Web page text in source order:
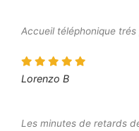
Accueil téléphonique trés
Lorenzo B
Les minutes de retards